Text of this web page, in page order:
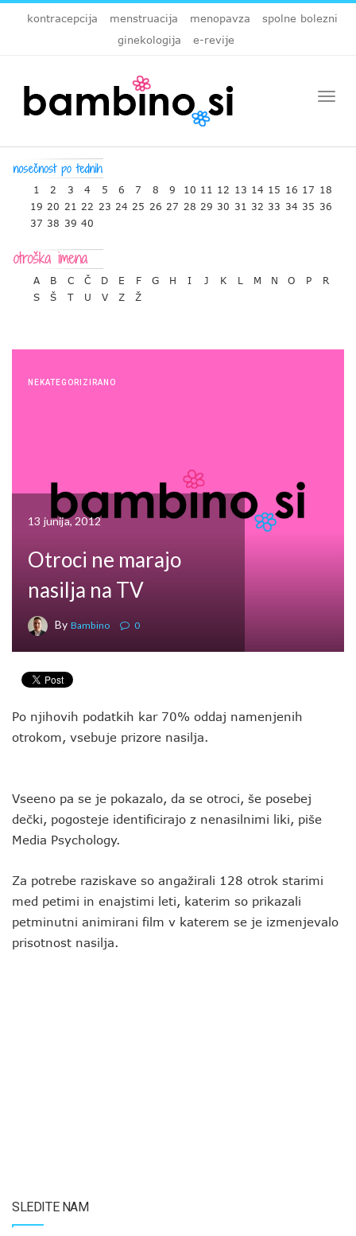
kontracepcija menstruacija menopavza
spolne bolezni
ginekologija
e-revije
1 2 3 4 5 6 7 8 9 10 11 12 13 14 15 16 17 18
19 20 21 22 23 24 25 26 27 28 29 30 31 32 33 34 35 36
37 38 39 40
A B C Č D E F G H I J K L M N O P
R
S
Š T U V Z Ž
NEKATEGORIZIRANO
13 junija, 2012
Otroci ne marajo
nasilja na TV
By Bambino 0
Po njihovih podatkih kar 70% oddaj namenjenih
otrokom, vsebuje prizore nasilja.
Vseeno pa se je pokazalo, da se otroci, še posebej
dečki, pogosteje identificirajo z nenasilnimi liki, piše
Media Psychology.
Za potrebe raziskave so angažirali 128 otrok starimi
med petimi in enajstimi leti, katerim so prikazali
petminutni animirani film v katerem se je izmenjevalo
prisotnost nasilja.
SLEDITE NAM